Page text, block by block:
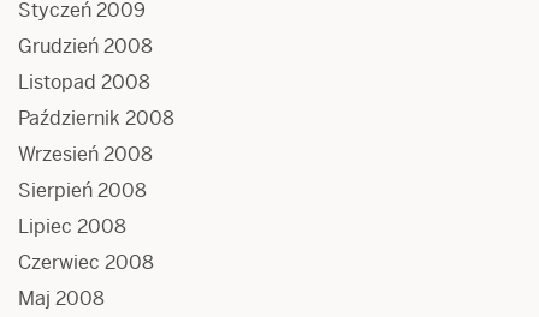
Styczeń 2009
Grudzień 2008
Listopad 2008
Październik 2008
Wrzesień 2008
Sierpień 2008
Lipiec 2008
Czerwiec 2008
Maj 2008